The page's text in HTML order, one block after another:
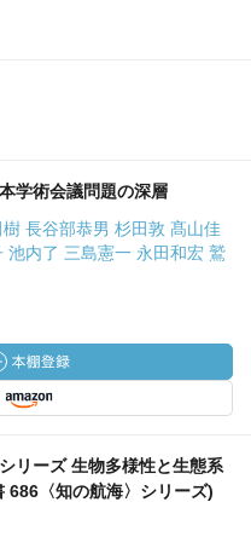
学術会議問題の深層
長谷部恭男 杉田敦 髙山佳
池内了 三島憲一 永田和宏 鷲
リーズ 生物多様性と生態系
686〈知の航海〉シリーズ)